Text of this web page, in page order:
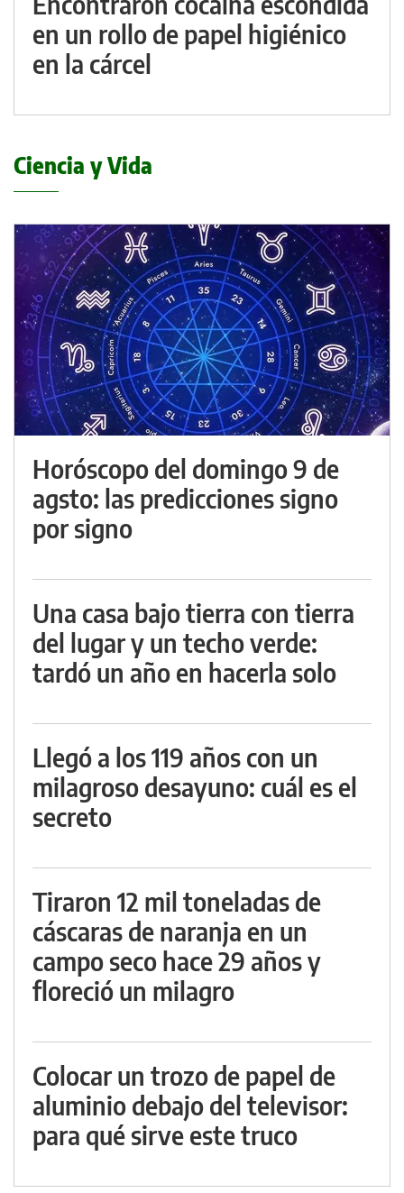
en un rollo de papel higiénico
en la cárcel
Ciencia y Vida
Horóscopo del domingo 9 de
agsto: las predicciones signo
por signo
Una casa bajo tierra con tierra
del lugar y un techo verde:
tardó un año en hacerla solo
Llegó a los 119 años con un
milagroso desayuno: cuál es el
secreto
Tiraron 12 mil toneladas de
cáscaras de naranja en un
campo seco hace 29 años y
floreció un milagro
Colocar un trozo de papel de
aluminio debajo del televisor:
para qué sirve este truco